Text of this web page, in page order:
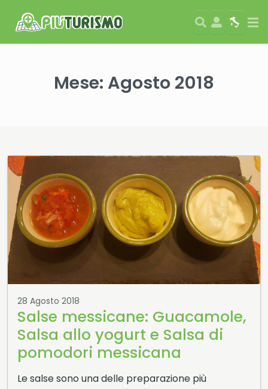
Search
User Map
Mese: Agosto 2018
28 Agosto 2018
Salse messicane: Guacamole,
Salsa allo yogurt e Salsa di
pomodori messicana
Le salse sono una delle preparazione più